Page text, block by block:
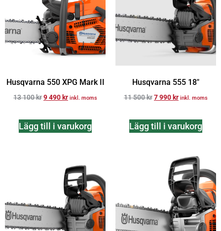
Husqvarna 550 XPG Mark II
13 100kr9 490 kr inkl. moms
Lägg till i varukorg
Husqvarna 555 18″
11 500kr7 990 kr inkl. moms
Lägg till i varukorg